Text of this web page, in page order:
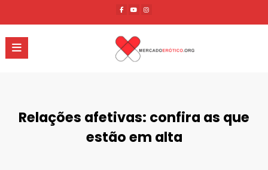
o
conteúdo
Relações afetivas: confira as que
estão em alta